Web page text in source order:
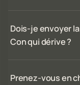
Dois-je envoyer
Con qui dérive ?
Prenez-vous en